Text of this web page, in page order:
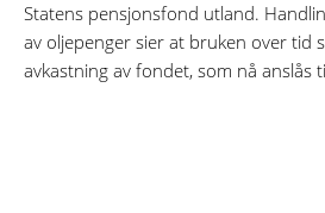
Statens pensjonsfond utland.
av oljepenger sier at bruken over tid
avkastning av fondet, som nå anslås